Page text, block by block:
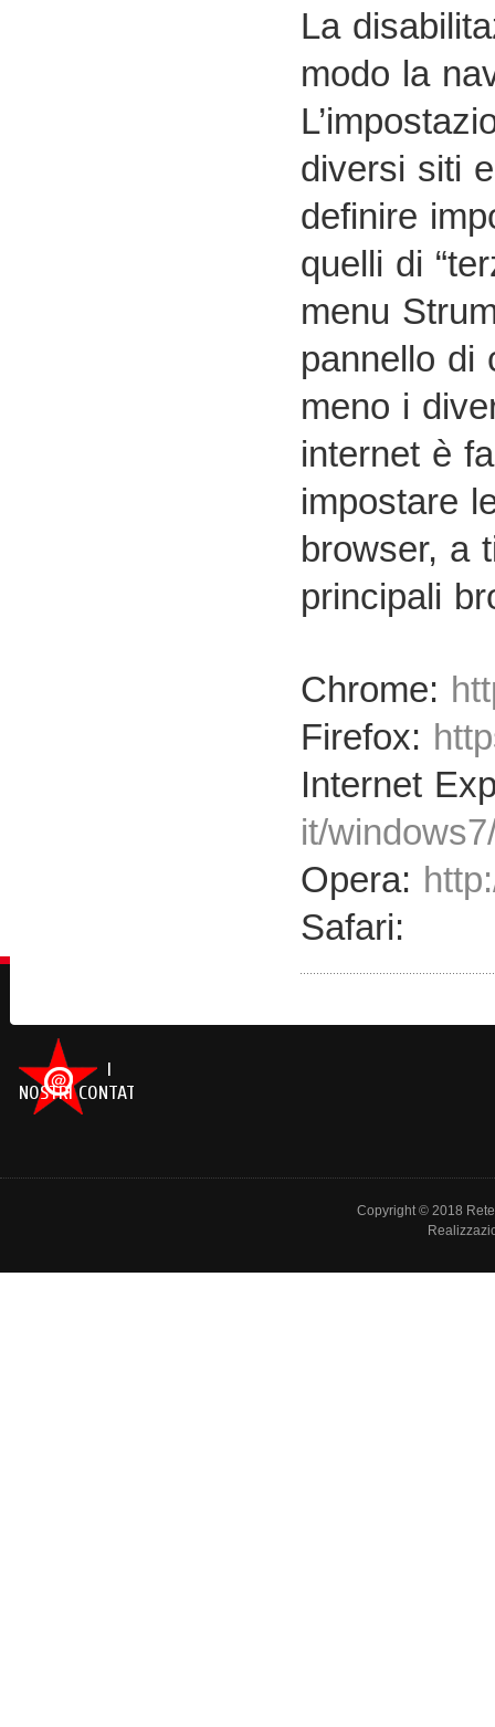
La
modo la
diversi siti
definire
quelli di
menu
pannello di
meno i
internet è
impostare
browser, a
principali
Chrome:
Firefox:
Internet
it/
Opera:
Safari:
I
NOSTRI CONTATTI
Copyright © 2018